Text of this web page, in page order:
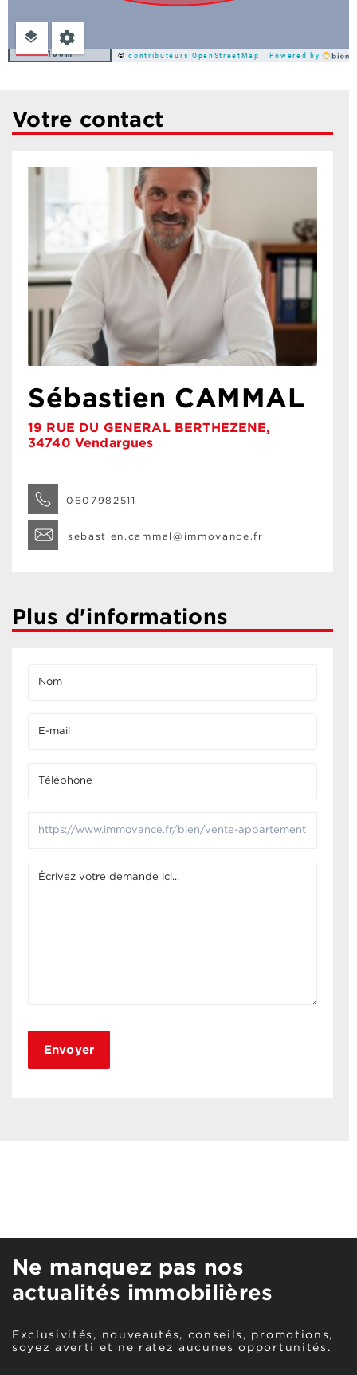
100m ©contributeurs OpenStreetMap Powered by
Votre contact
Sébastien CAMMAL
19 RUE DU GENERAL BERTHEZENE,
34740 Vendargues
0607982511
sebastien.cammal@immovance.fr
Plus d'informations
Ne manquez pas nos
actualités immobilières
Exclusivités, nouveautés, conseils, promotions,
soyez averti et ne ratez aucunes opportunités.